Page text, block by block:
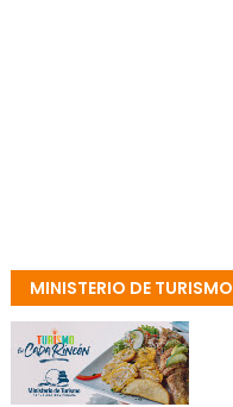
MINISTERIO DE TURISMO